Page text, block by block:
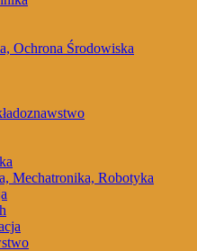
Ochrona Środowiska
Mechatronika, Robotyka